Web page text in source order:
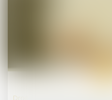
Droit des professionnels libéraux